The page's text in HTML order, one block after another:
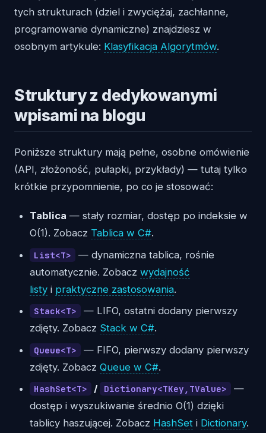
tych strukturach (dziel i zwyciężaj, zachłanne,
programowanie dynamiczne) znajdziesz w
osobnym artykule: Klasyfikacja Algorytmów.
Struktury z dedykowanymi
wpisami na blogu
Poniższe struktury mają pełne, osobne omówienie
(API, złożoność, pułapki, przykłady) — tutaj tylko
krótkie przypomnienie, po co je stosować:
Tablica — stały rozmiar, dostęp po indeksie w
O(1). Zobacz Tablica w C#.
List<T>
— dynamiczna tablica, rośnie
automatycznie. Zobacz wydajność
listy i praktyczne zastosowania.
Stack<T>
— LIFO, ostatni dodany pierwszy
zdjęty. Zobacz Stack w C#.
Queue<T>
— FIFO, pierwszy dodany pierwszy
zdjęty. Zobacz Queue w C#.
HashSet<T> / Dictionary<TKey,TValue>
—
dostęp i wyszukiwanie średnio O(1) dzięki
tablicy haszującej. Zobacz HashSet i Dictionary.